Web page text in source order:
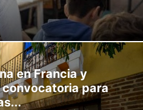
en Francia y
convocatoria para